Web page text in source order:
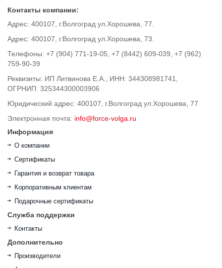
Контакты компании:
Адрес: 400107, г.Волгоград ул.Хорошева, 77.
Адрес: 400107, г.Волгоград ул.Хорошева, 73.
Телефоны: +7 (904) 771-19-05, +7 (8442) 609-039, +7 (962)
759-90-39
Реквизиты: ИП Литвинова Е.А., ИНН: 344308981741,
ОГРНИП: 325344300003906
Юридический адрес: 400107, г.Волгоград ул.Хорошева, 77
Электронная почта: info@force-volga.ru
Информация
О компании
Сертификаты
Гарантия и возврат товара
Корпоративным клиентам
Подарочные сертификаты
Служба поддержки
Контакты
Дополнительно
Производители